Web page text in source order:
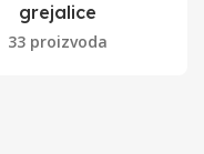
grejalice
33 proizvoda